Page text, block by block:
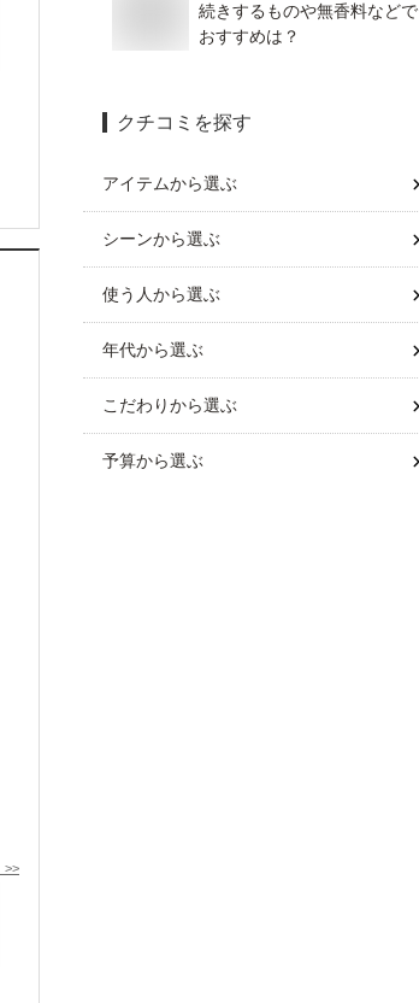
>>
続きするものや無香料などで
おすすめは？
クチコミを探す
アイテムから選ぶ
シーンから選ぶ
使う人から選ぶ
年代から選ぶ
こだわりから選ぶ
予算から選ぶ